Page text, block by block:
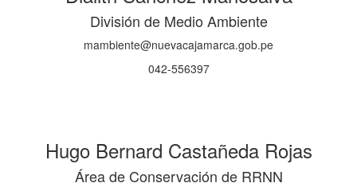
División de Medio Ambiente
mambiente@nuevacajamarca.gob.pe
042-556397
Hugo Bernard Castañeda Rojas
Área de Conservación de RRNN